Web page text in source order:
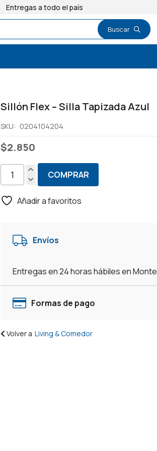
Entregas a todo el país
Sillón Flex – Silla Tapizada Azul
SKU: 0204104204
$2.850
Sillón
-
Azul
COMPRAR
Añadir a favoritos
Envíos
Entregas en 24 horas hábiles en
Formas de pago
Volver a Living & Comedor